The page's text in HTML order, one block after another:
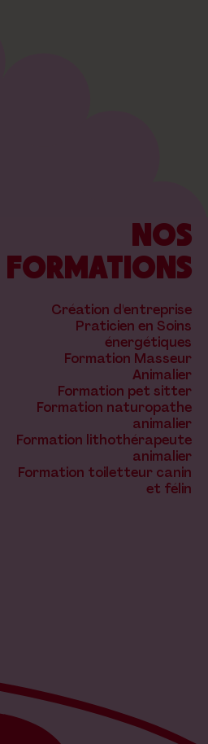
NOS
FORMATIONS
Création d'entreprise
Praticien en Soins
énergétiques
Formation Masseur
Animalier
Formation pet sitter
Formation naturopathe
animalier
Formation lithothérapeute
animalier
Formation toiletteur canin
et félin